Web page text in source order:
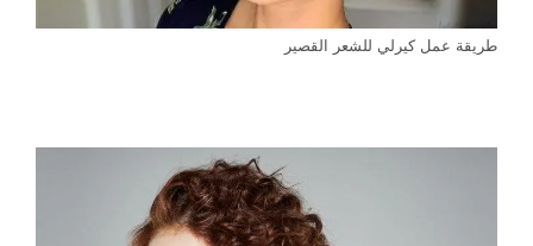
طريقة عمل كيرلي للشعر القصير